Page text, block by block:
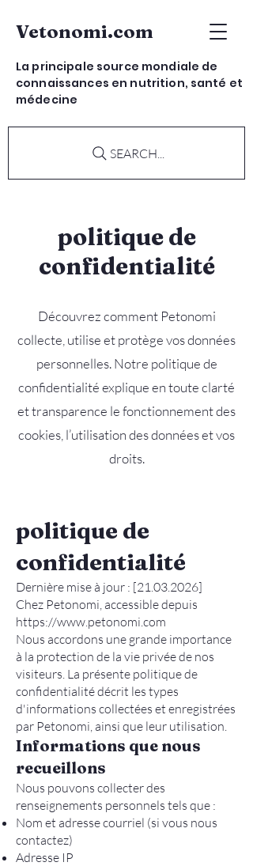
Vetonomi.com
La principale source mondiale de
connaissances en nutrition, santé et
médecine
SEARCH...
politique de
confidentialité
Découvrez comment Petonomi
collecte, utilise et protège vos données
personnelles. Notre politique de
confidentialité explique en toute clarté
et transparence le fonctionnement des
cookies, l’utilisation des données et vos
droits.
politique de
confidentialité
Dernière mise à jour : [21.03.2026]
Chez Petonomi, accessible depuis
https://www.petonomi.com
Nous accordons une grande importance
à la protection de la vie privée de nos
visiteurs. La présente politique de
confidentialité décrit les types
d'informations collectées et enregistrées
par Petonomi, ainsi que leur utilisation.
Informations que nous
recueillons
Nous pouvons collecter des
renseignements personnels tels que :
Nom et adresse courriel (si vous nous
contactez)
Adresse IP